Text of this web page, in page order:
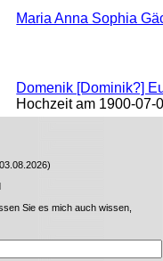
Maria Anna Sophia
Domenik [Dominik?]
Hochzeit am 1900-07-
Sie es mich auch wissen,